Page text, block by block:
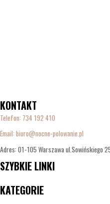
KONTAKT
Telefon: 734 192 410
Email: biuro@nocne-polowanie.pl
Adres: 01-105 Warszawa ul.Sowińskiego
SZYBKIE LINKI
KATEGORIE